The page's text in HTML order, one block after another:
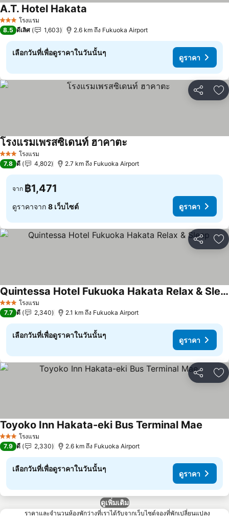
3 ดาว โรงแรม
A.T. Hotel Hakata
8.5 ดีเลิศ 1,603 2.6 km ถึง Fukuoka Airport
เลือกวันที่เพื่อดูราคาในวันนั้นๆ
ดูราคา
แชร์ เ
3 ดาว โรงแรม
โรงแรมเพรสซิเดนท์ ฮาคาตะ
7.8 ดี 4,802 2.7 km ถึง Fukuoka Airport
จาก ฿1,471
ดูราคาจาก 8 เว็บไซต์ ดูราคา
แชร์ เ
3 ดาว โรงแรม
Quintessa Hotel Fukuoka Hakata Relax & Sleep
ดูราคา
7.7 ดี 2,340 2.1 km ถึง Fukuoka Airport
เลือกวันที่เพื่อดูราคาในวันนั้นๆ
ดูราคา
แชร์ เ
3 ดาว โรงแรม
Toyoko Inn Hakata-eki Bus Terminal Mae
7.9 ดี 2,330 2.6 km ถึง Fukuoka Airport
เลือกวันที่เพื่อดูราคาในวันนั้นๆ
ดูราคา
ดูเพิ่มเติม
ราคาและจำนวนห้องพักว่างที่เราได้รับจากเว็บไซต์จองที่พักเปลี่ยนแปลง